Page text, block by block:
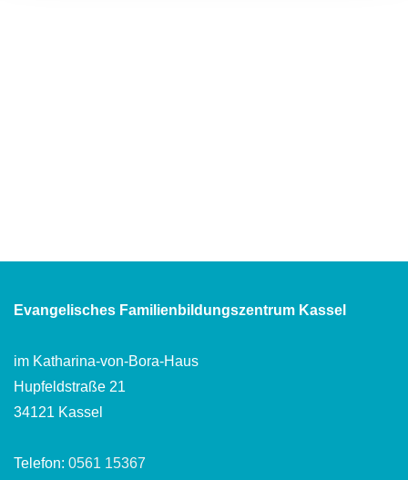
Evangelisches Familienbildungszentrum Kassel
im Katharina-von-Bora-Haus
Hupfeldstraße 21
34121 Kassel
Telefon: 0561 15367